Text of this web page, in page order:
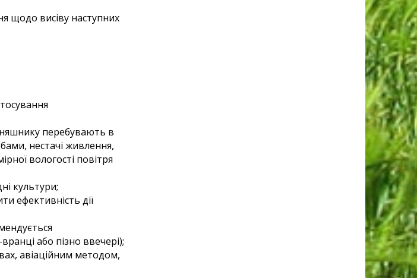
щодо висіву наступних
перебувають в
нестачі живлення,
вологості повітря
культури;
ефективність дії
або пізно ввечері);
авіаційним методом,